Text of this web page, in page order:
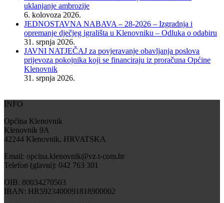
uklanjanje ambrozije
6. kolovoza 2026.
JEDNOSTAVNA NABAVA – 28-2026 – Izgradnja i
opremanje dječjeg igrališta u Klenovniku – Odluka o odabiru
31. srpnja 2026.
JAVNI NATJEČAJ za povjeravanje obavljanja poslova
prijevoza pokojnika koji se financiraju iz proračuna Općine
Klenovnik
31. srpnja 2026.
INFO
Općina Klenovnik
Klenovnik 9A
42244 Klenovnik, HRVATSKA
Email: opcina.klenovnik@vz.t-com.hr
Telefon (glavni): 042 763 301
OIB: 80034270503
IBAN: HR5923400091818900002